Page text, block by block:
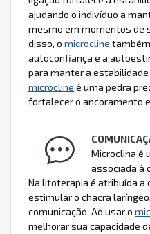
ajudando o indivíduo a
mesmo em momentos de
disso, o microcline
autoconfiança e a
para manter a
microcline é uma pedra
fortalecer o ancoramento
Microclina é
associada à
Na litoterapia é atribuída a
estimular o chacra
comunicação. Ao usar o
melhorar sua capacidade